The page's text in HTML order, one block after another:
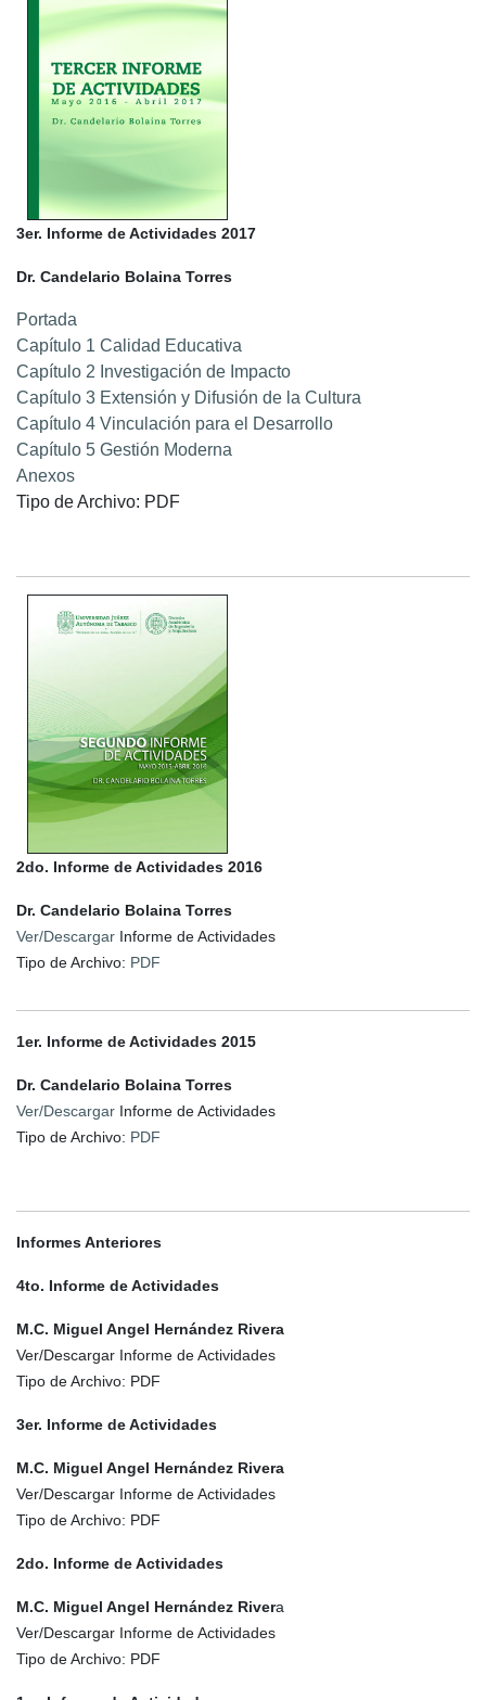
3er. Informe de Actividades 2017
Dr. Candelario Bolaina Torres
Portada
Capítulo 1 Calidad Educativa
Capítulo 2 Investigación de Impacto
Capítulo 3 Extensión y Difusión de la Cultura
Capítulo 4 Vinculación para el Desarrollo
Capítulo 5 Gestión Moderna
Anexos
Tipo de Archivo: PDF
2do. Informe de Actividades 2016
Dr. Candelario Bolaina Torres
Ver/Descargar Informe de Actividades
Tipo de Archivo: PDF
1er. Informe de Actividades 2015
Dr. Candelario Bolaina Torres
Ver/Descargar Informe de Actividades
Tipo de Archivo: PDF
Informes Anteriores
4to. Informe de Actividades
M.C. Miguel Angel Hernández Rivera
Ver/Descargar Informe de Actividades
Tipo de Archivo: PDF
3er. Informe de Actividades
M.C. Miguel Angel Hernández Rivera
Ver/Descargar Informe de Actividades
Tipo de Archivo: PDF
2do. Informe de Actividades
M.C. Miguel Angel Hernández Rivera
Ver/Descargar Informe de Actividades
Tipo de Archivo: PDF